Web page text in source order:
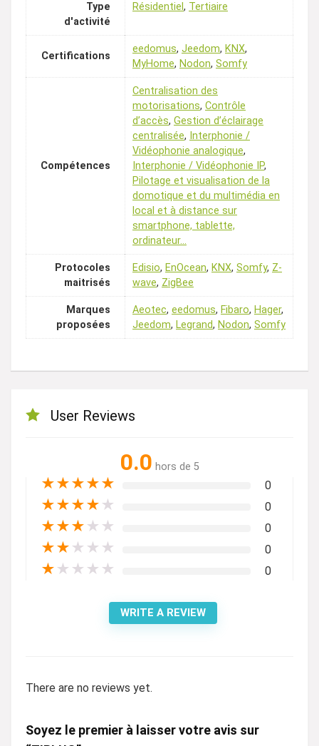
Type
d'activité
Résidentiel , Tertiaire
Certifications
eedomus, Jeedom, KNX,
MyHome, Nodon, Somfy
Compétences
Centralisation des
motorisations, Contrôle
d’accès, Gestion d’éclairage
centralisée, Interphonie /
Vidéophonie analogique,
Interphonie / Vidéophonie IP,
Pilotage et visualisation de la
domotique et du multimédia en
local et à distance sur
smartphone, tablette,
ordinateur…
Protocoles
maitrisés
Edisio, EnOcean, KNX, Somfy, Z-
wave, ZigBee
Marques
proposées
Aeotec, eedomus, Fibaro, Hager,
Jeedom, Legrand, Nodon, Somfy
User Reviews
0.0 hors de 5
★★★★★ 0
★★★★ ★ 0
★★★ ★ ★ 0
★★ ★ ★ ★ 0
★ ★ ★ ★ ★ 0
WRITE A REVIEW
There are no reviews yet.
Soyez le premier à laisser votre avis sur